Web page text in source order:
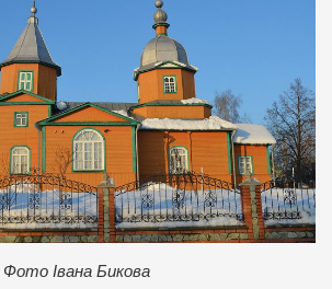
Фото Івана Бикова